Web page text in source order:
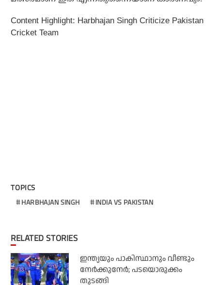
Content Highlight: Harbhajan Singh Criticize Pakistan
Cricket Team
TOPICS
HARBHAJAN SINGH INDIA VS PAKISTAN
RELATED STORIES
ഇന്ത്യയും പാകിസ്ഥാനും വീണ്ടും
നേര്‍ക്കുനേര്‍; പടയൊരുക്കം
തുടങ്ങി